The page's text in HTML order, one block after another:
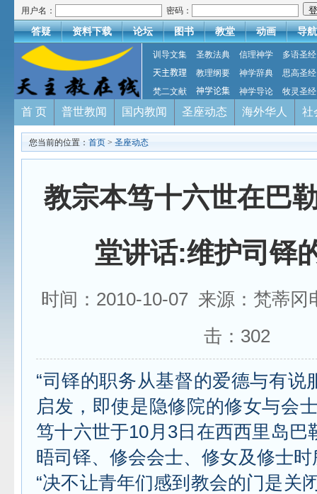
用户名： 密码：
答疑 资料下载 论坛 图书 教堂 动画 导航
训导文集 圣教法典 信理神学
多语圣经
天主教理
教理纲要 神学辞典
思高圣经
梵二文献
神学论集 神学导论 牧灵圣经
首 页 普世教闻 国内教闻 圣座动态 海外华人 社
您当前的位置： 首页 > 圣座动态
教宗本笃十六世在巴
堂讲话:维护司铎
时间：2010-10-07 来源：梵蒂
击： 302
“司铎的职务从基督的爱德与有说
启发，即使是隐修院的修女与会
笃十六世于10月3日在西西里岛巴
晤司铎、修会会士、修女及修士
“决不让青年们感到教会的门是关